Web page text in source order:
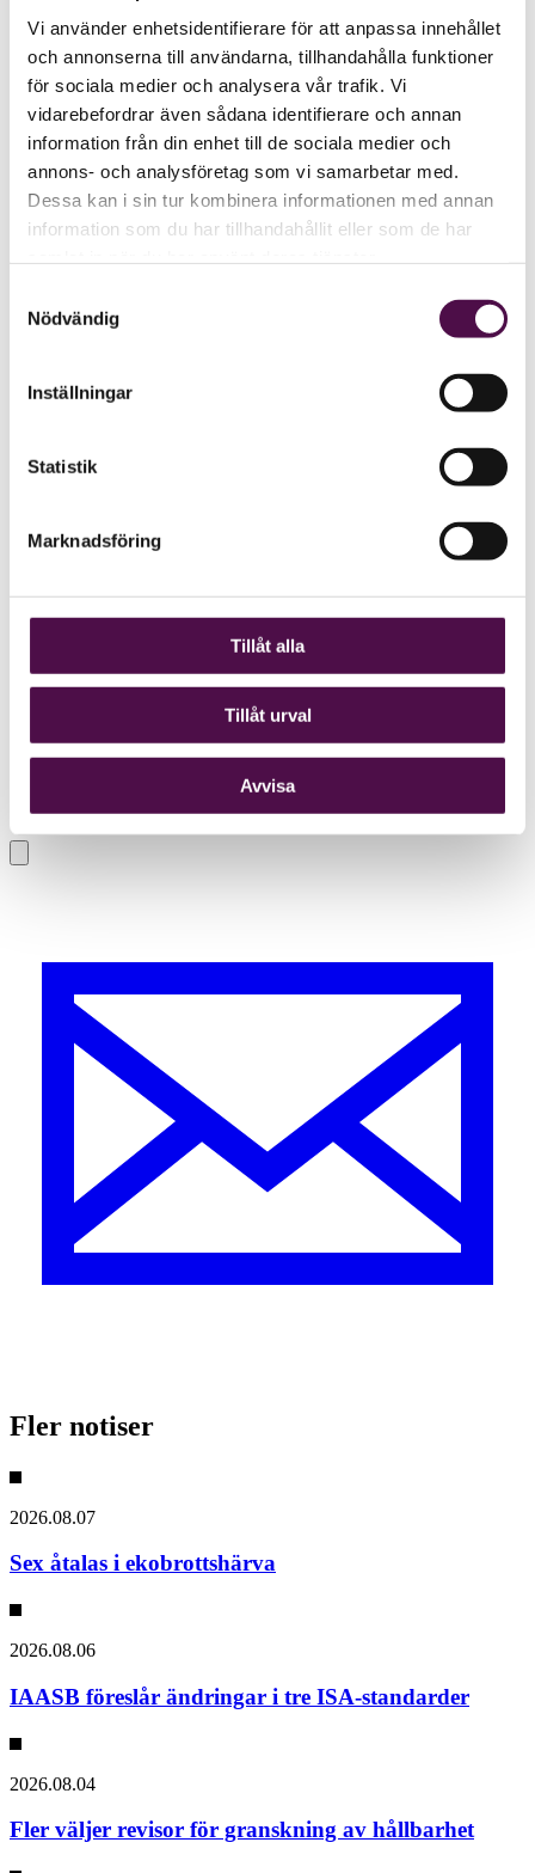
Vi använder enhetsidentifierare för att anpassa innehållet
och annonserna till användarna, tillhandahålla funktioner
för sociala medier och analysera vår trafik. Vi
vidarebefordrar även sådana identifierare och annan
information från din enhet till de sociala medier och
annons- och analysföretag som vi samarbetar med.
Dessa kan i sin tur kombinera informationen med annan
information som du har tillhandahållit eller som de har
Nödvändig
Inställningar
Statistik
Marknadsföring
Tillåt alla
Tillåt urval
Avvisa
Fler notiser
2026.08.07
Sex åtalas i ekobrottshärva
2026.08.06
IAASB föreslår ändringar i tre ISA-standarder
2026.08.04
Fler väljer revisor för granskning av hållbarhet